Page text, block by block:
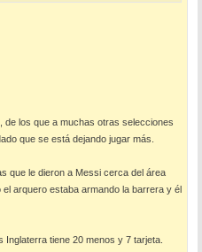
de los que a muchas otras selecciones
que se está dejando jugar más.
que le dieron a Messi cerca del área
arquero estaba armando la barrera y él
tiene 20 menos y 7 tarjeta.